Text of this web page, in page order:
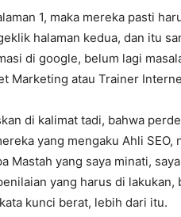
1, maka mereka pasti
halaman kedua, dan itu
di google, belum lagi
Marketing atau Trainer
di kalimat tadi, bahwa
yang mengaku Ahli
Mastah yang saya minati,
yang harus di
kunci berat, lebih dari itu.